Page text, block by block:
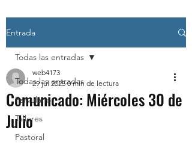
Entrada
Todas las entradas
Parvulario
Talleres
Pastoral
Todas las entradas
Comunicado: Miércoles 30 de
Julio
web4173
29 jul 2025 0 min de lectura